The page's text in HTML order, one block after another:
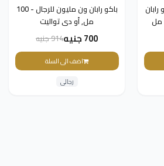
رابان
باكو رابان ون مليون للرجال - 100
مل, أو دى تواليت
700 جنيه 914 جنيه
اضف الى السلة
رجالى